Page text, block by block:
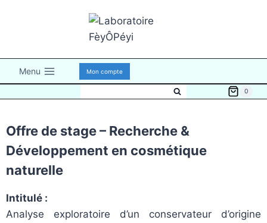
Menu Mon compte
0
Offre de stage – Recherche &
Développement en cosmétique
naturelle
Intitulé :
Analyse exploratoire d’un conservateur d’origine